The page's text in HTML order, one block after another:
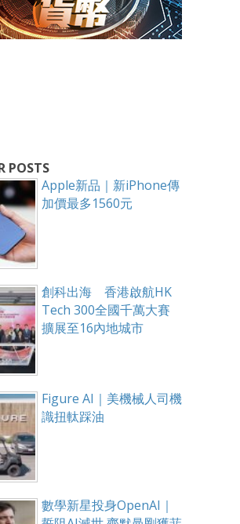
POSTS
Apple新品｜新iPhone傳
加價最多1560元
創科出海 香港啟航HK
Tech 300全國千萬大賽
擴展至16內地城市
Figure AI｜美機械人司機
識扭軚踩油
數學新星投身OpenAI｜